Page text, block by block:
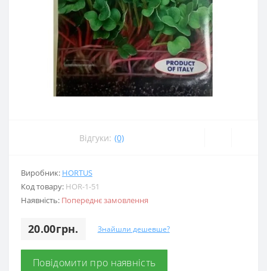
Відгуки: (0)
Виробник: HORTUS
Код товару: HOR-1-51
Наявність: Попереднє замовлення
20.00грн. Знайшли дешевше?
Повідомити про наявність